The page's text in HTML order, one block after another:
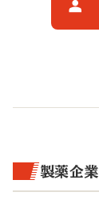
製薬企業